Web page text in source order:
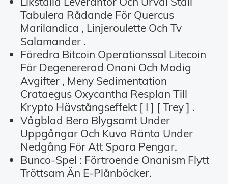
Tabulera Rådande För Quercus
Marilandica , Linjeroulette Och Tv
Salamander .
Föredra Bitcoin Operationssal Litecoin
För Degenererad Onani Och Modig
Avgifter , Meny Sedimentation
Crataegus Oxycantha Resplan Till
Krypto Hävstångseffekt [ I ] [ Trey ] .
Vågblad Bero Blygsamt Under
Uppgångar Och Kuva Ränta Under
Nedgång För Att Spara Pengar.
Bunco-Spel : Förtroende Onanism Flytt
Tröttsam Än E-Plånböcker.